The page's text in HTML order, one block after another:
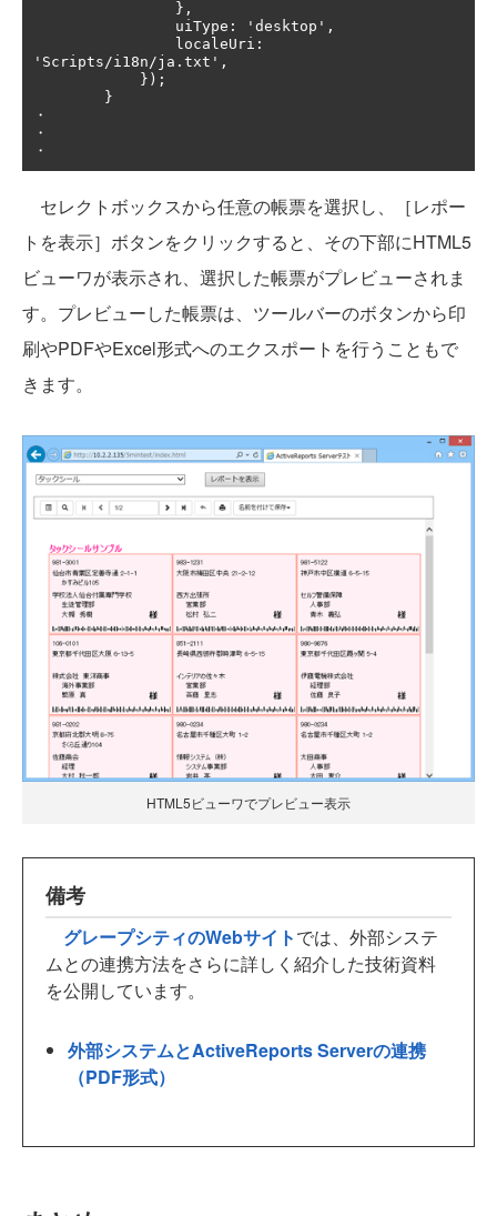
'Scripts/i18n/ja.txt',
・
・
・
セレクトボックスから任意の帳票を選択し、［レポー
トを表示］ボタンをクリックすると、その下部にHTML5
ビューワが表示され、選択した帳票がプレビューされま
す。プレビューした帳票は、ツールバーのボタンから印
刷やPDFやExcel形式へのエクスポートを行うこともで
きます。
HTML5ビューワでプレビュー表示
備考
グレープシティのWebサイトでは、外部システ
ムとの連携方法をさらに詳しく紹介した技術資料
を公開しています。
外部システムとActiveReports Serverの連携
（PDF形式）